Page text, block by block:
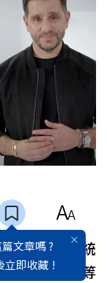
文章嗎 ?
立即收藏 !
一代作業系統
援Android等